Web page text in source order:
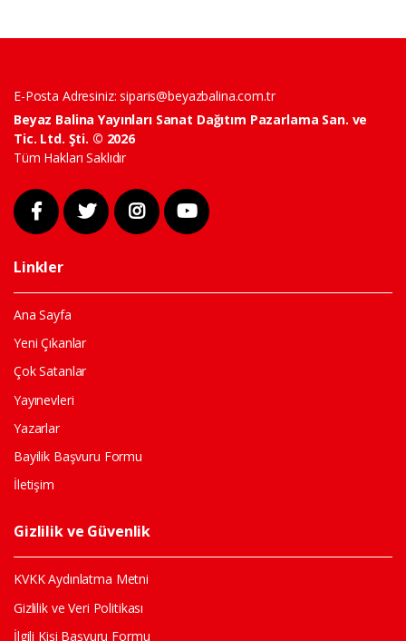
E-Posta Adresiniz:siparis@beyazbalina.com.tr
Beyaz Balina Yayınları Sanat Dağıtım Pazarlama San. ve
Tic. Ltd. Şti. © 2026
Tüm Hakları Saklıdır
Linkler
Ana Sayfa
Yeni Çıkanlar
Çok Satanlar
Yayınevleri
Yazarlar
Bayilik Başvuru Formu
İletişim
Gizlilik ve Güvenlik
KVKK Aydınlatma Metni
Gizlilik ve Veri Politikası
İlgili Kişi Başvuru Formu